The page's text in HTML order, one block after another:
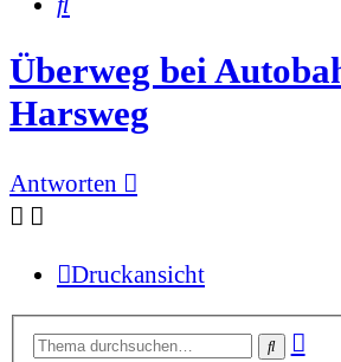
Überweg bei
Harsweg
Antworten
Druckansicht
Suche